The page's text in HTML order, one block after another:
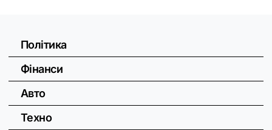
Політика
Фінанси
Авто
Техно